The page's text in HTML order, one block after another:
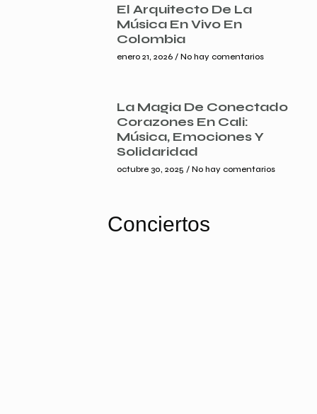
El Arquitecto De La
Música En Vivo En
Colombia
enero 21, 2026 No hay comentarios
La Magia De Conectado
Corazones En Cali:
Música, Emociones Y
Solidaridad
octubre 30, 2025 No hay comentarios
Conciertos